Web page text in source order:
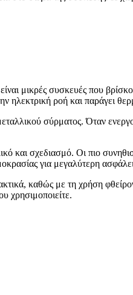
μικρές συσκευές που
ηλεκτρική ροή και παράγει
σύρματος. Όταν
και σχεδιασμό. Οι πιο
για μεγαλύτερη
καθώς με τη χρήση
χρησιμοποιείτε.